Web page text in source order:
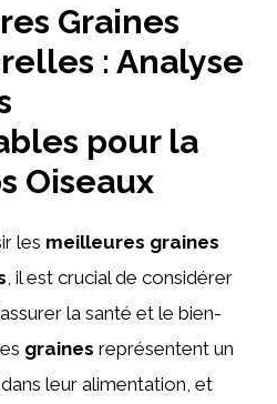
Graines
: Analyse
pour la
Oiseaux
les meilleures graines
, il est crucial de considérer
la santé et le bien-
graines représentent un
leur alimentation, et